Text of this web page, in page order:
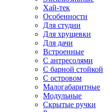
Хай-тек
Особенности
Для студии
Для хрущевки
Для дачи
Встроенные
С антресолями
С барной стойкой
С островом
Малогабаритные
Модульные
Скрытые ручки